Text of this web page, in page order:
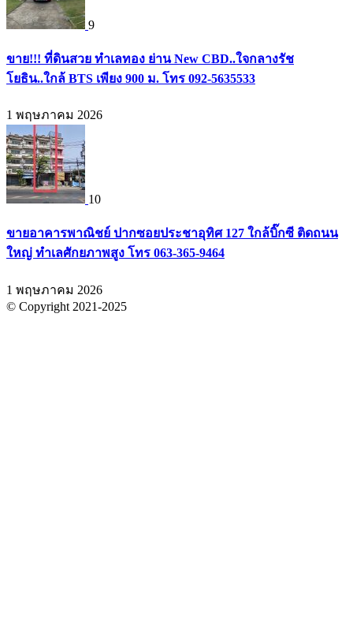
9
ขาย!!! ที่ดินสวย ทำเลทอง ย่าน New CBD..ใจกลางรัช
โยธิน..ใกล้ BTS เพียง 900 ม. โทร 092-5635533
1 พฤษภาคม 2026
10
ขายอาคารพาณิชย์ ปากซอยประชาอุทิศ 127 ใกล้บิ๊กซี ติดถนน
ใหญ่ ทำเลศักยภาพสูง โทร 063-365-9464
1 พฤษภาคม 2026
© Copyright 2021-2025